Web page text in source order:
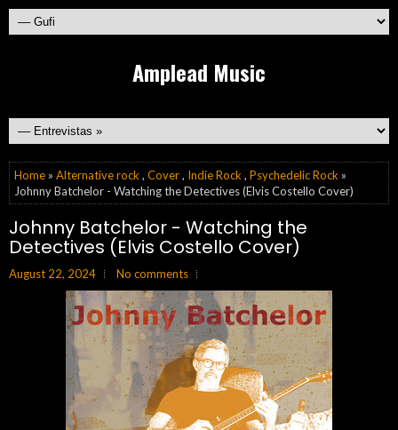
Amplead Music
Home » Alternative rock , Cover, Indie Rock , Psychedelic Rock »
Johnny Batchelor - Watching the Detectives (Elvis Costello Cover)
Johnny Batchelor - Watching the
Detectives (Elvis Costello Cover)
August 22, 2024 No comments